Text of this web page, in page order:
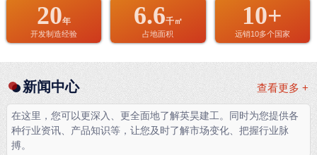
20年
开发制造经验
6.6千㎡
占地面积
10+
远销10多个国家
查看更多 +
新闻中心
在这里，您可以更深入、更全面地了解英昊建工。同时为您提供各
种行业资讯、产品知识等，让您及时了解市场变化、把握行业脉
搏。